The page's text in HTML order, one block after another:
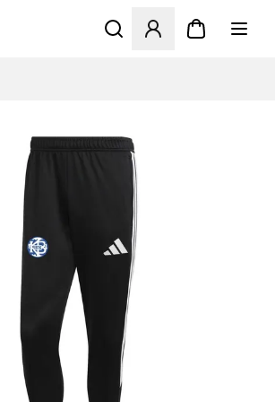
Åbner en Modal til at